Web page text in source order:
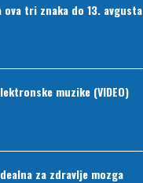
tri znaka do 13. avgusta
muzike (VIDEO)
za zdravlje mozga